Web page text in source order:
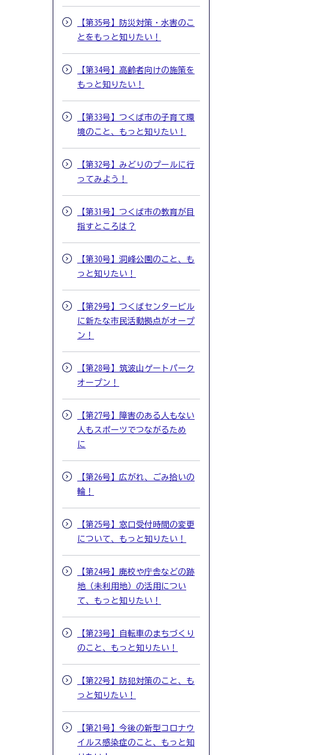
【第35号】防災対策・水害のこ
とをもっと知りたい！
【第34号】高齢者向けの施策を
もっと知りたい！
【第33号】つくば市の子育て環
境のこと、もっと知りたい！
【第32号】みどりのプールに行
ってみよう！
【第31号】つくば市の教育が目
指すところは？
【第30号】洞峰公園のこと、も
っと知りたい！
【第29号】つくばセンタービル
に新たな市民活動拠点がオープ
ン！
【第28号】筑波山ゲートパーク
オープン！
【第27号】障害のある人もない
人もスポーツでつながるため
に
【第26号】広がれ、ごみ拾いの
輪！
【第25号】窓口受付時間の変更
について、もっと知りたい！
【第24号】廃校や庁舎などの跡
地（未利用地）の活用につい
て、もっと知りたい！
【第23号】自転車のまちづくり
のこと、もっと知りたい！
【第22号】防犯対策のこと、も
っと知りたい！
【第21号】今後の新型コロナウ
イルス感染症のこと、もっと知